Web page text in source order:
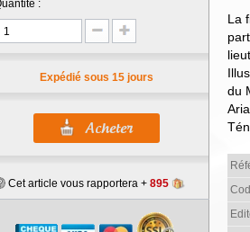
:
Expédié sous 15 jours
Cet article vous rapportera + 895
La
du